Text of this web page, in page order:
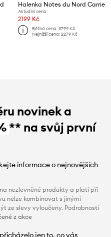
Halenka Notes du Nord Carrie
Aktuální cena:
2199 Kč
Běžná cena:3799 Kč
Nejnižší cena:2279 Kč
novinek a
** na svůj první
informace o nejnovějších
nezlevněné produkty a platí při
nelze kombinovat s jinými
ze slevy vyloučeny. Podrobnosti
z akce
jen to, co vás